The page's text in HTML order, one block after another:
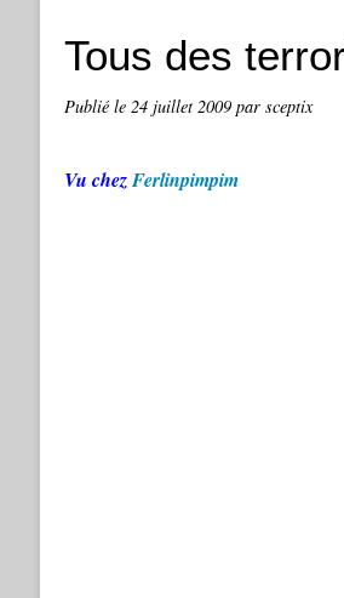
Tous des
Publié le 24 juillet 2009 par sceptix
Vu chezFerlinpimpim